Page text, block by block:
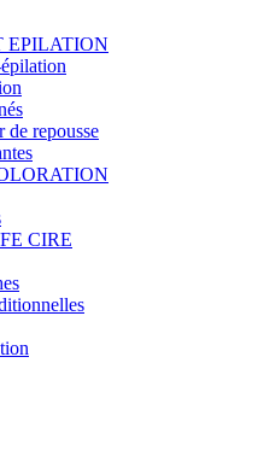
EPILATION
de repousse
CIRE